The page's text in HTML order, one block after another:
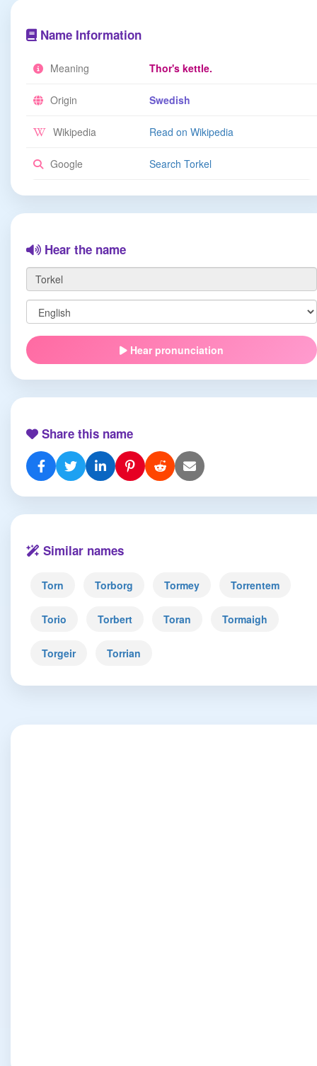
Name Information
Meaning Thor's kettle.
Origin Swedish
Wikipedia Read on Wikipedia
Google Search Torkel
Hear the name
Hear pronunciation
Share this name
Similar names
Torn Torborg Tormey Torrentem
Torio Torbert Toran Tormaigh
Torgeir Torrian